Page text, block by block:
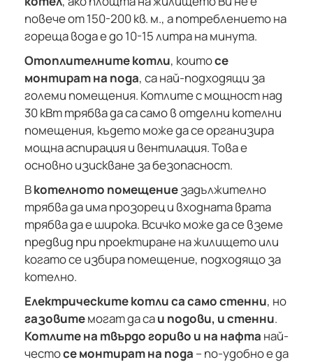
повече от 150-200 кв. м., а потреблението на
гореща вода е до 10-15 литра на минута.
Отоплителните котли, коитосе
монтират на пода, са най-подходящи за
големи помещения. Котлите с мощност над
30 кВт трябва да са само в отделни котелни
помещения, където може да се организира
мощна аспирация и вентилация. Това е
основно изискване за безопасност.
Вкотелното помещениезадължително
трябва да има прозорец и входната врата
трябва да е широка. Всичко може да се вземе
предвид при проектиране на жилището или
когато се избира помещение, подходящо за
котелно.
Електрическите котли са само стенни, но
газовитемогат да саи подови, и стенни.
Котлите на твърдо гориво и на нафта най-
честосе монтират на пода – по-удобно е да